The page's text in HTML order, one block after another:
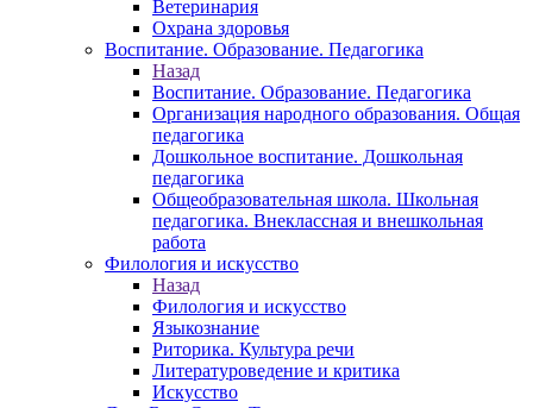
Ветеринария
Охрана здоровья
Воспитание. Образование. Педагогика
Назад
Воспитание. Образование. Педагогика
Организация народного образования. Общая
педагогика
Дошкольное воспитание. Дошкольная
педагогика
Общеобразовательная школа. Школьная
педагогика. Внеклассная и внешкольная
работа
Филология и искусство
Назад
Филология и искусство
Языкознание
Риторика. Культура речи
Литературоведение и критика
Искусство